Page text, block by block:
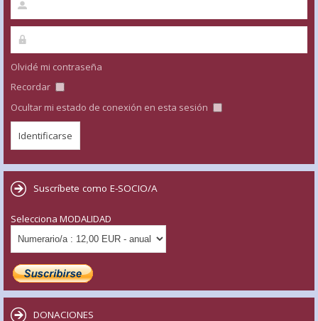
Olvidé mi contraseña
Recordar
Ocultar mi estado de conexión en esta sesión
Suscríbete como E-SOCIO/A
Selecciona MODALIDAD
DONACIONES